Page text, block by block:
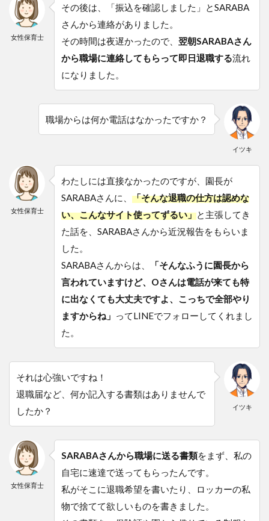
女性保育士
その後は、「振込を確認しました」とSARABA
さんから連絡がありました。
その時間は夜遅かったので、 翌朝SARABAさん
から職場に連絡してもらって即日退職する流れ
になりました。
イツキ
職場からは何か電話はなかったですか？
女性保育士
わたしには直接なかったのですが、園長が
SARABAさんに、 「そんな退職の仕方は認めな
い、こんなサイト使ってずるい」と主張してき
た話を、SARABAさんから近況報告をもらいま
した。
SARABAさんからは、
「そんなふうに園長から
言われていますけど、Oさんは電話が来ても特
に出なくても大丈夫ですよ、こっちで全部やり
ますからね」 ってLINEでフォローしてくれまし
た。
イツキ
それは心強いですね！
退職届など、何か記入する書類はありませんで
したか？
女性保育士
SARABAさんから職場に送る書類をまず、私の
自宅に速達で送ってもらったんです。
私がそこに退職希望を書いたり、ロッカーの私
物で捨てて欲しいものを書きました。